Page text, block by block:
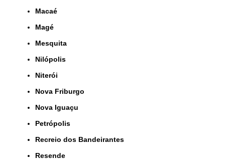
Macaé
Magé
Mesquita
Nilópolis
Niterói
Nova Friburgo
Nova Iguaçu
Petrópolis
Recreio dos Bandeirantes
Resende